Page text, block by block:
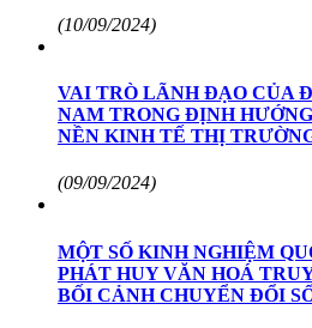
(10/09/2024)
VAI TRÒ LÃNH ĐẠO CỦA
NAM TRONG ĐỊNH
NỀN KINH TẾ THỊ
(09/09/2024)
MỘT SỐ KINH NGHIỆM
PHÁT HUY VĂN HOÁ
BỐI CẢNH CHUYỂN ĐỔI